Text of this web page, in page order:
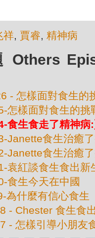
祥, 賈睿, 精神病
Others
- 怎樣面對食生的
怎樣面對食生的挑
食生食走了精神
Janette食生治癒
Janette食生治癒
袁紅談食生食出新
食生今天在中國
為什麼有信心食生
- Chester 食生食
- 怎樣引導小朋友